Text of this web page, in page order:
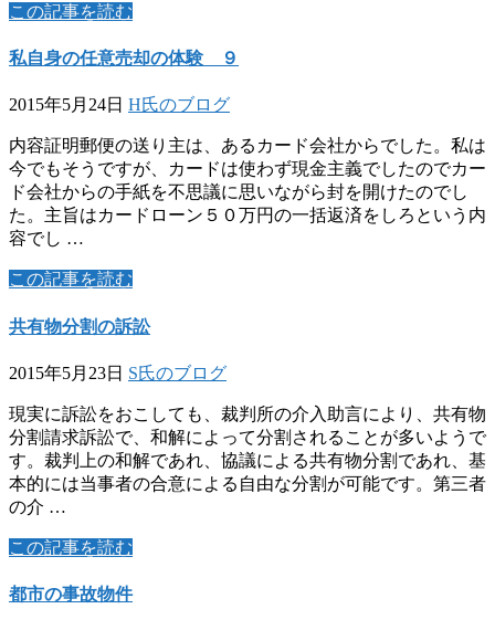
この記事を読む
私自身の任意売却の体験 ９
2015年5月24日 H氏のブログ
内容証明郵便の送り主は、あるカード会社からでした。私は
今でもそうですが、カードは使わず現金主義でしたのでカー
ド会社からの手紙を不思議に思いながら封を開けたのでし
た。主旨はカードローン５０万円の一括返済をしろという内
容でし …
この記事を読む
共有物分割の訴訟
2015年5月23日 S氏のブログ
現実に訴訟をおこしても、裁判所の介入助言により、共有物
分割請求訴訟で、和解によって分割されることが多いようで
す。裁判上の和解であれ、協議による共有物分割であれ、基
本的には当事者の合意による自由な分割が可能です。第三者
の介 …
この記事を読む
都市の事故物件